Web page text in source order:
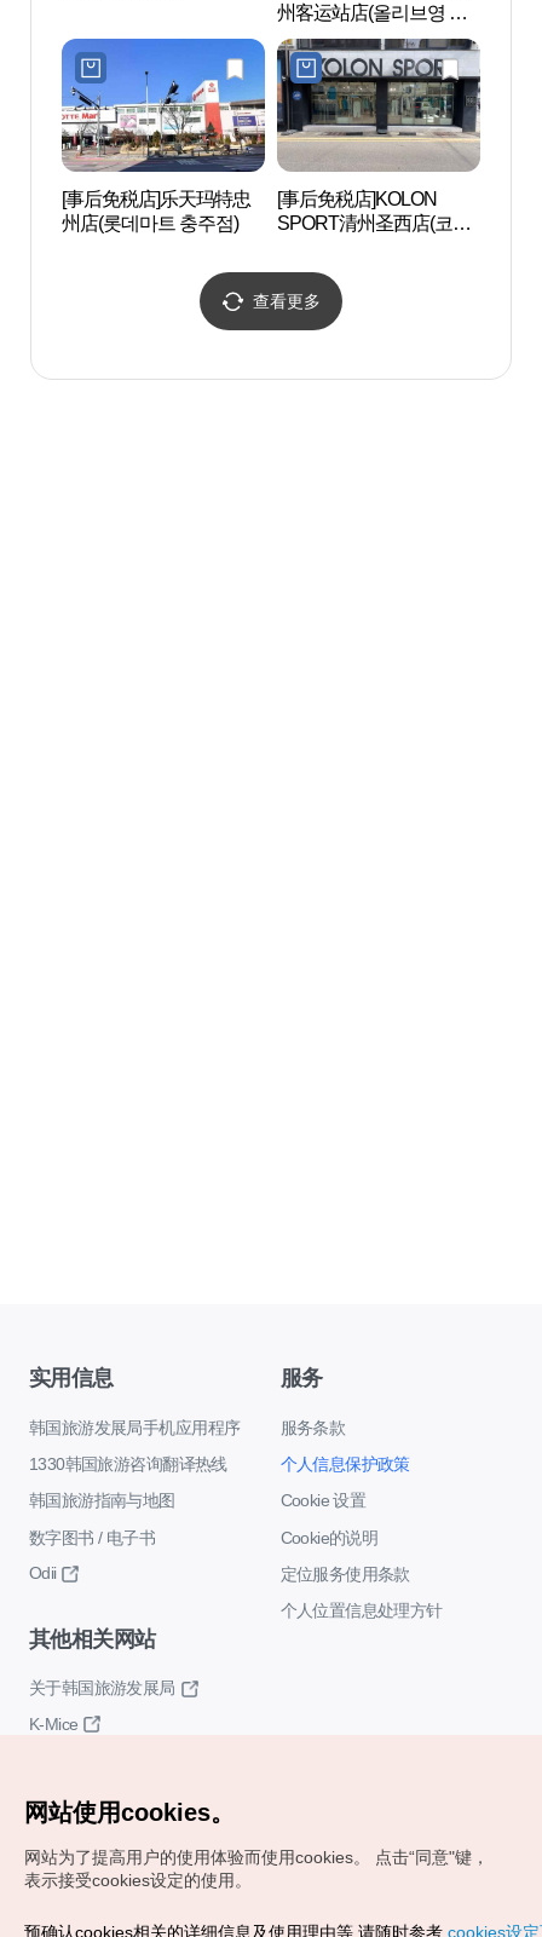
州客运站店(올리브영 충
주터미널점)
[事后免税店]乐天玛特忠
州店(롯데마트 충주점)
[事后免税店]KOLON
SPORT清州圣西店(코오
查看更多
实用信息
韩国旅游发展局手机应用程序
1330韩国旅游咨询翻译热线
韩国旅游指南与地图
数字图书 / 电子书
Odii
服务
服务条款
个人信息保护政策
Cookie 设置
Cookie的说明
定位服务使用条款
个人位置信息处理方针
其他相关网站
关于韩国旅游发展局
K-Mice
Copyrights (c) 韩国旅游发展局版权所有
网站使用cookies。
网站为了提高用户的使用体验而使用cookies。
点击“同意"键，
表示接受cookies设定的使用。
预确认cookies相关的详细信息及使用理由等,请随时参考 cookies设